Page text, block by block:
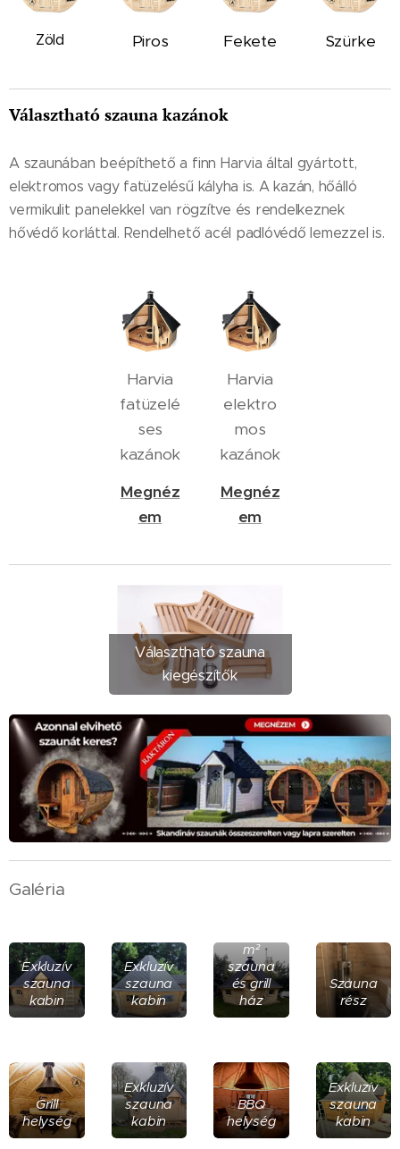
Zöld Piros Fekete Szürke
Választható szauna kazánok
A szaunában beépíthető a finn Harvia által gyártott,
elektromos vagy fatüzelésű kályha is. A kazán, hőálló
vermikulit panelekkel van rögzítve és rendelkeznek
hővédő korláttal. Rendelhető acél padlóvédő lemezzel is.
Harvia
fatüzelé
ses
kazánok
Megnéz
em
Harvia
elektro
mos
kazánok
Megnéz
em
Választható szauna
kiegészítők
Galéria
Exkluzív
szauna
kabin
Exkluzív
szauna
kabin
m²
szauna
és grill
ház
Szauna
rész
Grill
helység
Exkluzív
szauna
kabin
BBQ
helység
Exkluzív
szauna
kabin